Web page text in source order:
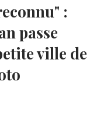
:
passe
ville de